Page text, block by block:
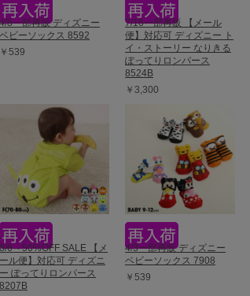
4/8一部再販 ディズニー
ベビーソックス 8592
￥539
7/16一部再販 【メール
便】対応可 ディズニー ト
イ・ストーリー なりきる
ぽってりロンパース
8524B
￥3,300
8/6～50%OFF SALE 【メ
ール便】対応可 ディズニ
ー ぽってりロンパース
8207B
4/3一部再販 ディズニー
ベビーソックス 7908
￥539